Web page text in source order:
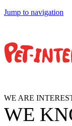
Jump to navigation
WE ARE
WE